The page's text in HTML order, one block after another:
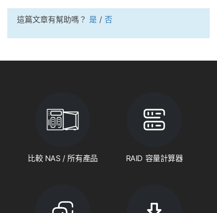
這篇文章有幫助嗎？ 是 / 否
比較 NAS / 所有產品 RAID 容量計算器